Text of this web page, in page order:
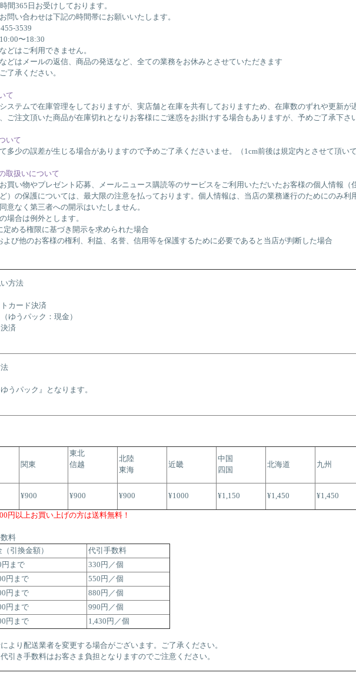
間365日お受けしております。
問い合わせは下記の時間帯にお願いいたします。
3539
〜18:30
どはご利用できません。
どはメールの返信、商品の発送など、全ての業務をお休みとさせていただきます
了承ください。
て
ステムで在庫管理をしておりますが、実店舗と在庫を共有しておりますため、在庫数のずれや更新が
ご注文頂いた商品が在庫切れとなりお客様にご迷惑をお掛けする場合もありますが、予めご了承下さ
いて
多少の誤差が生じる場合がありますので予めご了承くださいませ。（1cm前後は規定内とさせて頂いて
取扱いについて
買い物やプレゼント応募、メールニュース購読等のサービスをご利用いただいたお客様の個人情報（
）の保護については、最大限の注意を払っております。個人情報は、当店の業務遂行のためにのみ利
意なく第三者への開示はいたしません。
場合は例外とします。
定める権限に基づき開示を求められた場合
よび他のお客様の権利、利益、名誉、信用等を保護するために必要であると当店が判断した場合
方法
カード決済
ゆうパック：現金）
済
うパック』となります。
関東
東北
信越
北陸
東海
近畿
中国
四国
北海道 九州
¥900 ¥900 ¥900 ¥1000 ¥1,150 ¥1,450 ¥1,450
円以上お買い上げの方は送料無料！
料
引換金額）
代引手数料
円まで
330円／個
円まで
550円／個
円まで
880円／個
円まで
990円／個
円まで
1,430円／個
より配送業者を変更する場合がございます。ご了承ください。
引き手数料はお客さま負担となりますのでご注意ください。